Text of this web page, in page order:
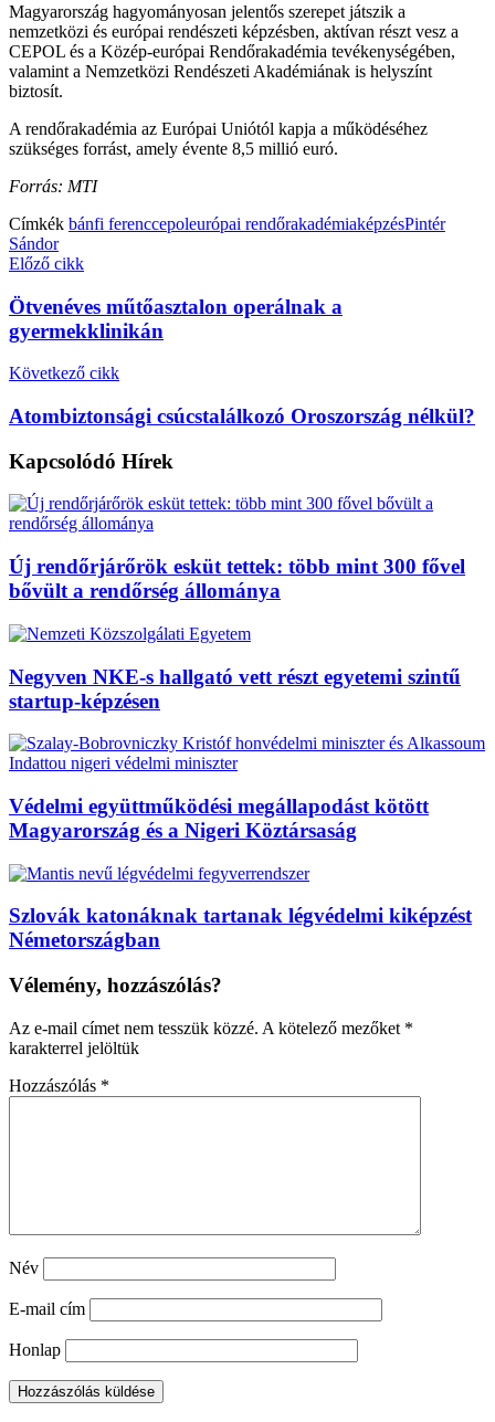
Magyarország hagyományosan jelentős szerepet játszik a
nemzetközi és európai rendészeti képzésben, aktívan részt vesz a
CEPOL és a Közép-európai Rendőrakadémia tevékenységében,
valamint a Nemzetközi Rendészeti Akadémiának is helyszínt
biztosít.
A rendőrakadémia az Európai Uniótól kapja a működéséhez
szükséges forrást, amely évente 8,5 millió euró.
Forrás: MTI
Címkék bánfi ferenccepoleurópai rendőrakadémiaképzésPintér
Sándor
Előző cikk
Ötvenéves műtőasztalon operálnak a
gyermekklinikán
Következő cikk
Atombiztonsági csúcstalálkozó Oroszország nélkül?
Kapcsolódó Hírek
Új rendőrjárőrök esküt tettek: több mint 300 fővel
bővült a rendőrség állománya
Negyven NKE-s hallgató vett részt egyetemi szintű
startup-képzésen
Védelmi együttműködési megállapodást kötött
Magyarország és a Nigeri Köztársaság
Szlovák katonáknak tartanak légvédelmi kiképzést
Németországban
Vélemény, hozzászólás?
Az e-mail címet nem tesszük közzé. A kötelező mezőket *
karakterrel jelöltük
Hozzászólás *
Név
E-mail cím
Honlap